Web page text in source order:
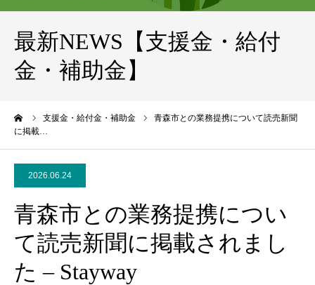
最新NEWS【支援金・給付
金・補助金】
支援金・給付金・補助金
青森市との業務提携について読売新聞
に掲載…
2026.06.24
青森市との業務提携につい
て読売新聞に掲載されまし
た – Stayway